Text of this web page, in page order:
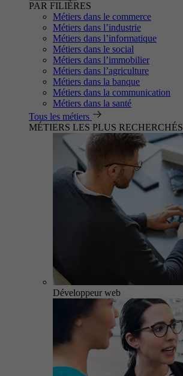
PAR FILIÈRES
Métiers dans le commerce
Métiers dans l’industrie
Métiers dans l’informatique
Métiers dans le social
Métiers dans l’immobilier
Métiers dans l’agriculture
Métiers dans la banque
Métiers dans la communication
Métiers dans la santé
Tous les métiers
MÉTIERS LES PLUS RECHERCHÉS
Développeur web